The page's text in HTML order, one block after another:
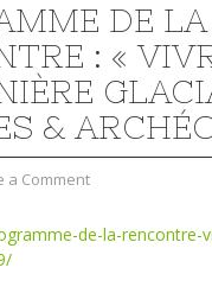
DE LA
: «
&
a Comment
de-la-rencontre-